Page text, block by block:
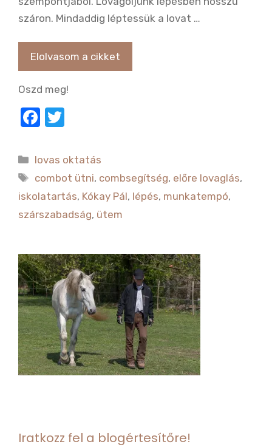
száron. Mindaddig léptessük a lovat …
Elolvasom a cikket
Oszd meg!
F
c
e
b
o
k
it
te
r
Kategória
lovas oktatás
Címkék
combot ütni, combsegítség, előre lovaglás,
iskolatartás, Kókay Pál, lépés, munkatempó,
szárszabadság, ütem
Iratkozz fel a blogértesítőre!